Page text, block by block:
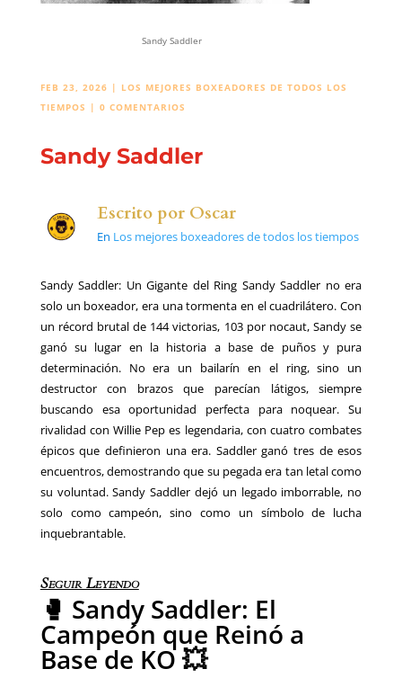
Sandy Saddler
FEB 23, 2026 | LOS MEJORES BOXEADORES DE TODOS LOS
TIEMPOS | 0 COMENTARIOS
Sandy Saddler
Escrito por Oscar
En Los mejores boxeadores de todos los tiempos
Sandy Saddler: Un Gigante del Ring Sandy Saddler no era
solo un boxeador, era una tormenta en el cuadrilátero. Con
un récord brutal de 144 victorias, 103 por nocaut, Sandy se
ganó su lugar en la historia a base de puños y pura
determinación. No era un bailarín en el ring, sino un
destructor con brazos que parecían látigos, siempre
buscando esa oportunidad perfecta para noquear. Su
rivalidad con Willie Pep es legendaria, con cuatro combates
épicos que definieron una era. Saddler ganó tres de esos
encuentros, demostrando que su pegada era tan letal como
su voluntad. Sandy Saddler dejó un legado imborrable, no
solo como campeón, sino como un símbolo de lucha
inquebrantable.
Seguir Leyendo
🥊 Sandy Saddler: El
Campeón que Reinó a
Base de KO 💥